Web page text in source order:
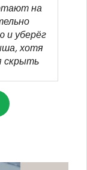
на
и уберёг
хотя
скрыть